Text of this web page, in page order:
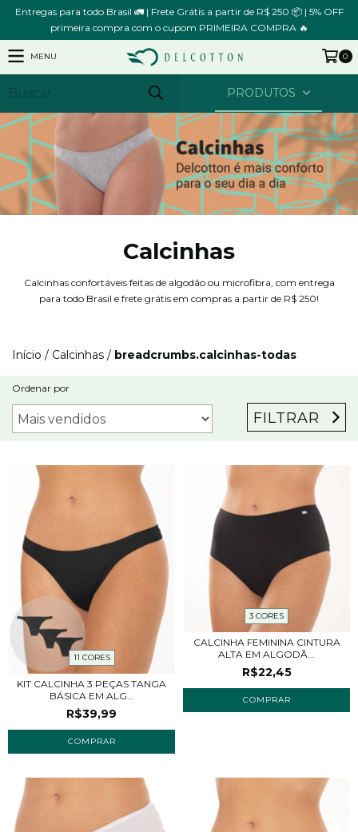
Entregas para todo Brasil 🚛 | Frete Grátis a partir de R$ 250 📦 | 5% OFF
primeira compra com o cupom PRIMEIRA COMPRA 🔥
MENU 0
PRODUTOS
Calcinhas
Calcinhas confortáveis feitas de algodão ou microfibra, com entrega
para todo Brasil e frete grátis em compras a partir de R$ 250!
Início / Calcinhas / breadcrumbs.calcinhas-todas
Ordenar por
FILTRAR
11 CORES
KIT CALCINHA 3 PEÇAS TANGA
BÁSICA EM ALG...
R$39,99
COMPRAR
3 CORES
CALCINHA FEMININA CINTURA
ALTA EM ALGODÃ...
R$22,45
COMPRAR